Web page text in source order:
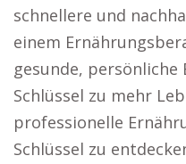
schnellere und
einem
gesunde,
Schlüssel zu mehr
professionelle
Schlüssel zu